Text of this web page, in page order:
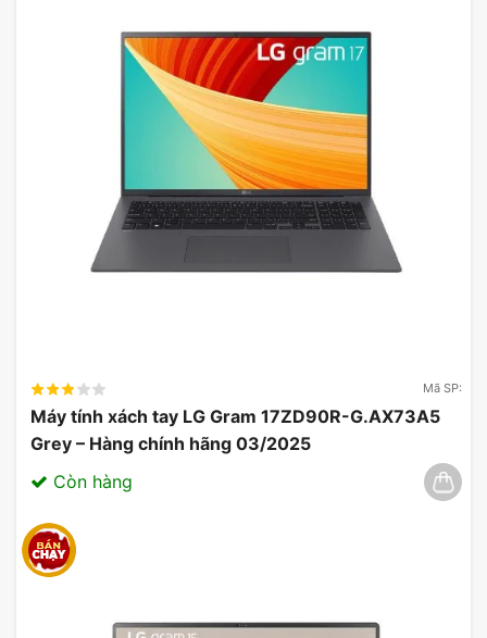
Mã SP:
Máy tính xách tay LG Gram 17ZD90R-G.AX73A5
Grey – Hàng chính hãng 03/2025
Còn hàng